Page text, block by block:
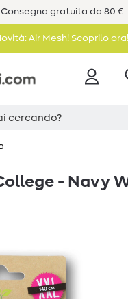
Consegna gratuita da 80 €
Air Mesh! Scoprilo ora!
- Navy